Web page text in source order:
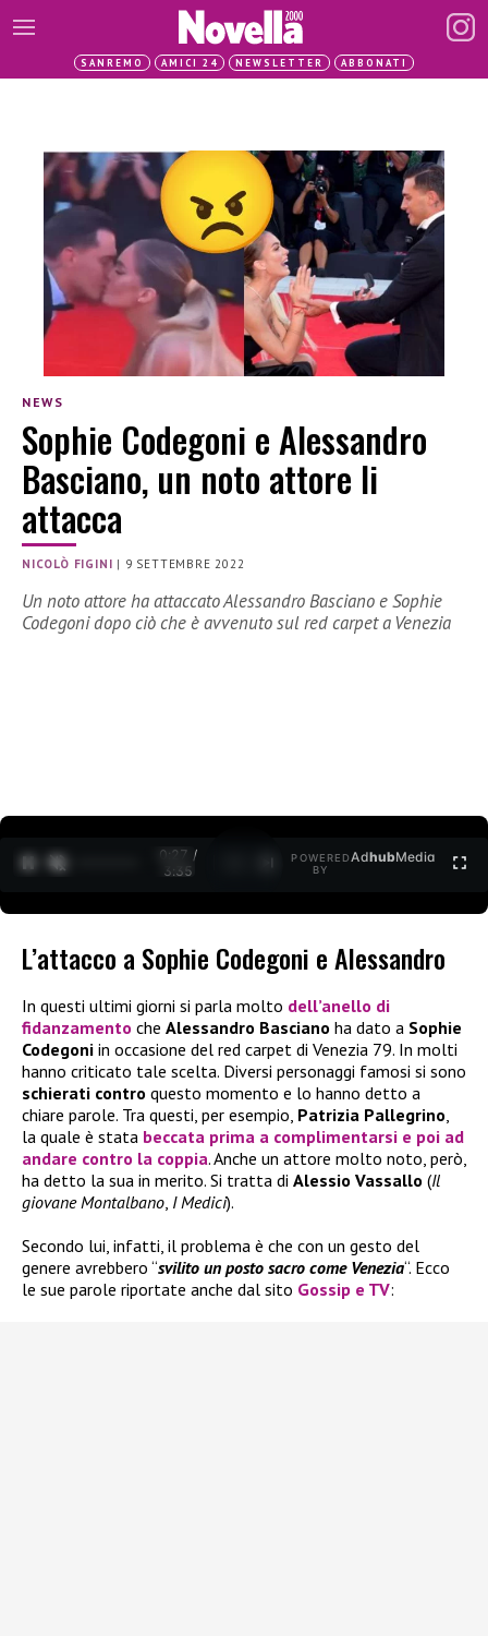
SANREMO AMICI 24 NEWSLETTER ABBONATI
NEWS
Sophie Codegoni e Alessandro
Basciano, un noto attore li
attacca
NICOLÒ FIGINI | 9 SETTEMBRE 2022
Un noto attore ha attaccato Alessandro Basciano e Sophie
Codegoni dopo ciò che è avvenuto sul red carpet a Venezia
0:27 /
3:35
POWERED
BY
AdhubMedia
L’attacco a Sophie Codegoni e Alessandro
In questi ultimi giorni si parla molto dell’anello di
fidanzamento che Alessandro Basciano ha dato a Sophie
Codegoni in occasione del red carpet di Venezia 79. In molti
hanno criticato tale scelta. Diversi personaggi famosi si sono
schierati contro questo momento e lo hanno detto a
chiare parole. Tra questi, per esempio, Patrizia Pallegrino,
la quale è stata beccata prima a complimentarsi e poi ad
andare contro la coppia. Anche un attore molto noto, però,
ha detto la sua in merito. Si tratta di Alessio Vassallo (Il
giovane Montalbano, I Medici).
Secondo lui, infatti, il problema è che con un gesto del
genere avrebbero “svilito un posto sacro come Venezia“. Ecco
le sue parole riportate anche dal sito Gossip e TV: